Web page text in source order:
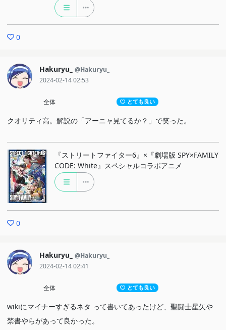
0
Hakuryu_ @Hakuryu_
2024-02-14 02:53
全体 とても良い
クオリティ高。解説の「アーニャ見てるか？」で笑った。
『ストリートファイター6』×『劇場版 SPY×FAMILY
CODE: White』スペシャルコラボアニメ
0
Hakuryu_ @Hakuryu_
2024-02-14 02:41
全体 とても良い
wikiにマイナーすぎるネタ って書いてあったけど、聖闘士星矢や
禁書やらがあって良かった。